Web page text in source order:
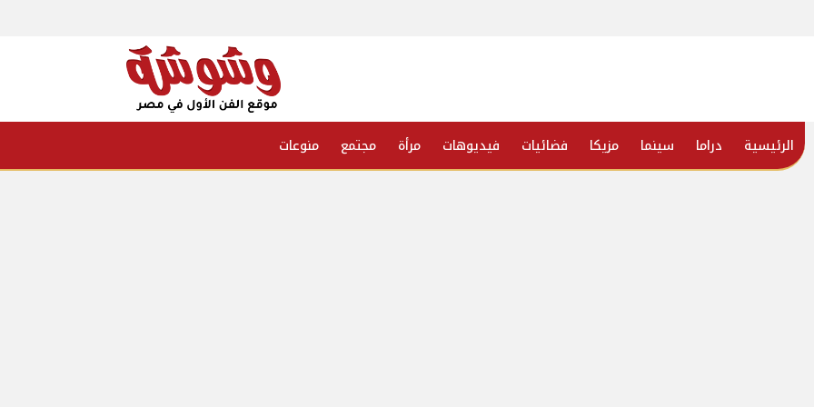
الرئيسية دراما سينما مزيكا فضائيات فيديوهات مرأة مجتمع منوعات